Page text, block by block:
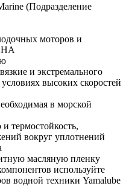
(Подразделение
моторов и
и экстремального
высоких скоростей
в морской
термостойкость,
вокруг уплотнений
масляную пленку
используйте
водной техники Yamalube